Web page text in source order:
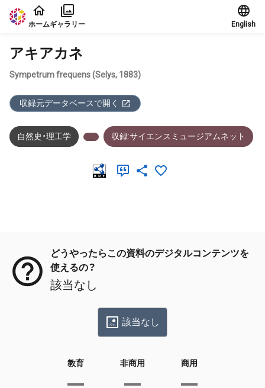
本文に飛ぶ
ホームギャラリー English
アキアカネ
Sympetrum frequens (Selys, 1883)
収録元データベースで開く
自然史・理工学 収録:サイエンスミュージアムネット
どうやったらこの資料のデジタルコンテンツを
使えるの？
該当なし
該当なし
教育 非商用 商用